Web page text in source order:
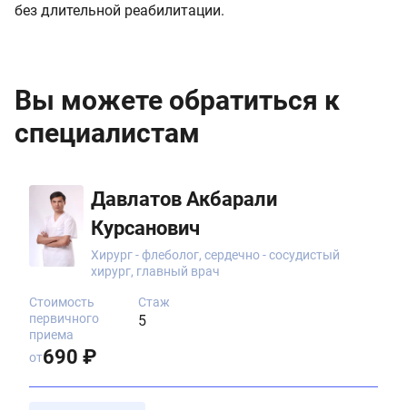
без длительной реабилитации.
Вы можете обратиться к
специалистам
Давлатов Акбарали
Курсанович
Хирург - флеболог, сердечно - сосудистый
хирург, главный врач
Стаж
5
Стоимость
первичного
приема
от690 ₽